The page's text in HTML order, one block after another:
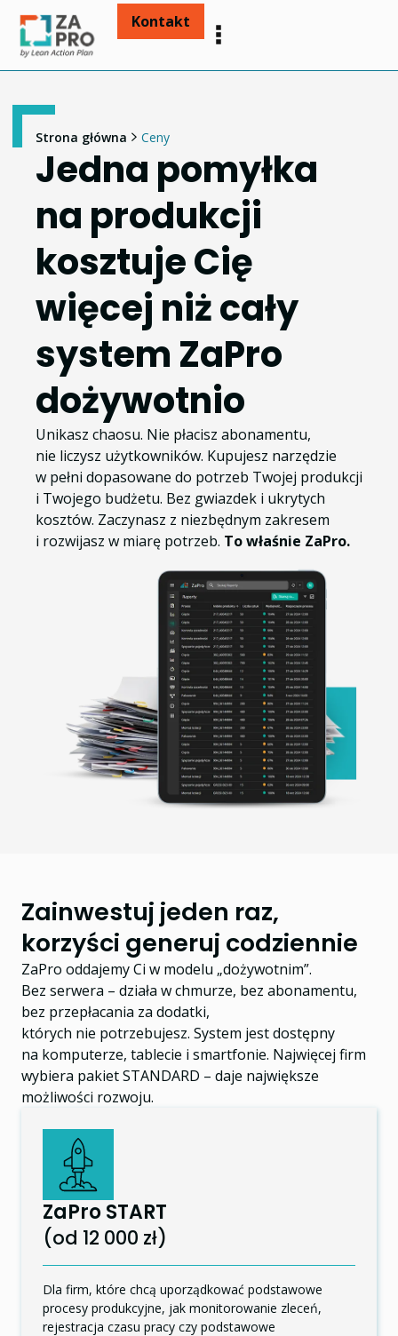
Kontakt
Strona główna Ceny
Jedna pomyłka
na produkcji
kosztuje Cię
więcej niż cały
system ZaPro
dożywotnio
Unikasz chaosu. Nie płacisz abonamentu,
nie liczysz użytkowników. Kupujesz narzędzie
w pełni dopasowane do potrzeb Twojej produkcji
i Twojego budżetu. Bez gwiazdek i ukrytych
kosztów. Zaczynasz z niezbędnym zakresem
i rozwijasz w miarę potrzeb. To właśnie ZaPro.
Zainwestuj jeden raz,
korzyści generuj codziennie
ZaPro oddajemy Ci w modelu „dożywotnim”.
Bez serwera – działa w chmurze, bez abonamentu,
bez przepłacania za dodatki,
których nie potrzebujesz. System jest dostępny
na komputerze, tablecie i smartfonie. Najwięcej firm
wybiera pakiet STANDARD – daje największe
możliwości rozwoju.
ZaPro START
(od 12 000 zł)
Dla firm, które chcą uporządkować podstawowe
procesy produkcyjne, jak monitorowanie zleceń,
rejestracja czasu pracy czy podstawowe